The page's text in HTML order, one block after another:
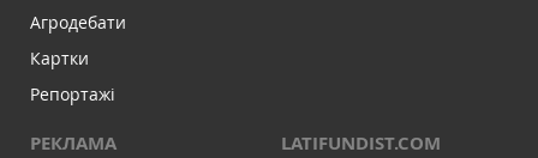
Агродебати
Картки
Репортажі
РЕКЛАМА LATIFUNDIST.COM